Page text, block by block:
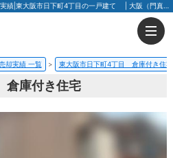
東大阪市日下町4丁目 倉庫付き住宅の売却実績|東大阪市日下町4丁目の一戸建て | 大阪（門真市・大阪市・豊中市）の不動産はセンチュリー21マックス不動産販売
却実績 一覧 東大阪市日下町4丁目 倉庫付き住宅
庫付き住宅